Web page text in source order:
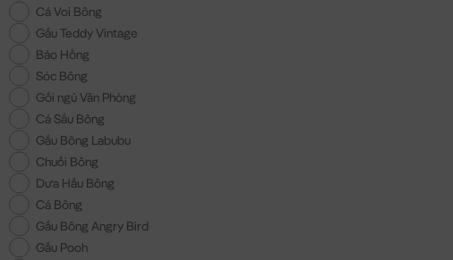
Cá Voi Bông
Gấu Teddy Vintage
Báo Hồng
Sóc Bông
Gối ngủ Văn Phòng
Cá Sấu Bông
Gấu Bông Labubu
Chuối Bông
Dưa Hấu Bông
Cá Bông
Gấu Bông Angry Bird
Gấu Pooh